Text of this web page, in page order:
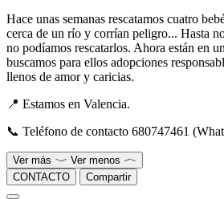
Hace unas semanas rescatamos cuatro
cerca de un río y corrían peligro... Hasta
no podíamos rescatarlos. Ahora están en
buscamos para ellos adopciones
llenos de amor y caricias.
📍 Estamos en Valencia.
📞 Teléfono de contacto 680747461
Ver más
Ver menos
CONTACTO
Compartir